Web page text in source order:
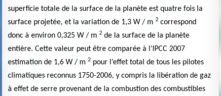
superficie totale de la surface de la planète est quatre fois la
surface projetée, et la variation de 1,3 W / m2 correspond
donc à environ 0,325 W / m2 de la surface de la planète
entière. Cette valeur peut être comparée à l’IPCC 2007
estimation de 1,6 W / m2 pour l’effet total de tous les pilotes
climatiques reconnus 1750-2006, y compris la libération de gaz
à effet de serre provenant de la combustion des combustibles